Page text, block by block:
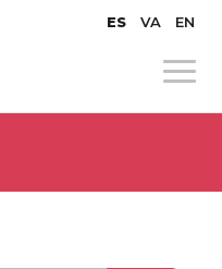
ES VA EN